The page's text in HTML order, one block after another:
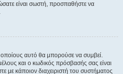
είναι σωστή, προσπαθήστε να
αυτό θα μπορούσε να συμβεί.
και ο κωδικός πρόσβασής σας είναι
με κάποιον διαχειριστή του συστήματος